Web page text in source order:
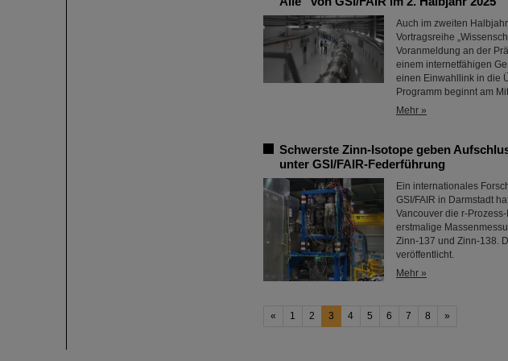
Auch im zweiten
Vortragsreihe
Voranmeldung an der
einem internetfähigen
einen Einwahllink in die
Programm beginnt am
Mehr »
Schwerste Zinn-Isotope geben
unter GSI/FAIR-Federführung
Ein internationales
GSI/FAIR in Darmstadt
Vancouver die r-
erstmalige
Zinn-137 und Zinn-138.
veröffentlicht.
Mehr »
« 1 2 3 4 5 6 7 8 »